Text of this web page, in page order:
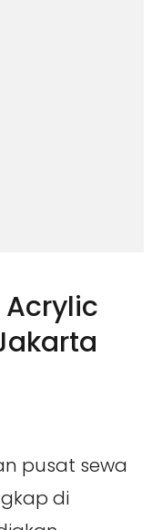
Acrylic
pusat sewa
di